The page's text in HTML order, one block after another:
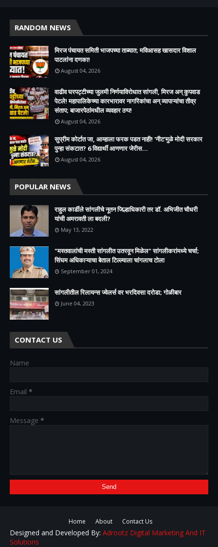
RANDOM NEWS
मिरज पंचायत समिती भाजपच्या ताब्यात; मविआसह खासदार विशाल
पाटलांना दणका!
August 04, 2026
वाढीव घरपट्टीच्या जुलमी निर्णयाविरोधात सांगली, मिरज अन् कुपवाड
पेटले! महापालिकेच्या कारभारावर नागरिकांचा अन् व्यापाऱ्यांचा तीव्र
संताप; बाजारपेठांमधील व्यवहार ठप्प!​
August 04, 2026
सुप्रीम कोर्टात जा, आम्हाला फरक पडत नाही! 'नीट'मुळे मोदी सरकार
पुन्हा संकटात? 6 विद्यार्थी आणणार जेरीस...
August 04, 2026
POPULAR NEWS
राहुल कार्डीले सांगलीचे नूतन जिल्हाधिकारी तर डॉ. अभिजीत चौधरी
यांची अमरावती ला बदली?
May 13, 2022
"मस्तवालांची मस्ती सांगलीत उतरवून मिळेल" सांगलीकरांमध्ये चर्चा;
सिंघम अधिकाऱ्याचा बेताल टिल्ल्याला चांगलाच टोला
September 01, 2024
सांगलीतील रिलायन्स ज्वेलर्स वर भरदिवसा दरोडा; गोळीबार
June 04, 2023
CONTACT US
Name
Email *
Message *
Home About Contact Us
Designed and Developed By: Adrootz Digital Marketing And IT
Solutions